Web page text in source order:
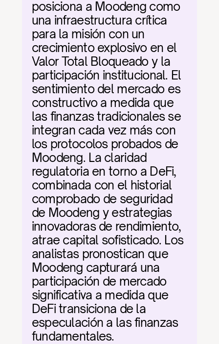
posiciona a Moodeng como
una infraestructura crítica
para la misión con un
crecimiento explosivo en el
Valor Total Bloqueado y la
participación institucional. El
sentimiento del mercado es
constructivo a medida que
las finanzas tradicionales se
integran cada vez más con
los protocolos probados de
Moodeng. La claridad
regulatoria en torno a DeFi,
combinada con el historial
comprobado de seguridad
de Moodeng y estrategias
innovadoras de rendimiento,
atrae capital sofisticado. Los
analistas pronostican que
Moodeng capturará una
participación de mercado
significativa a medida que
DeFi transiciona de la
especulación a las finanzas
fundamentales.